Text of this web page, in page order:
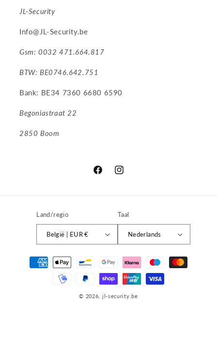
JL-Security
Info@JL-Security.be
Gsm: 0032 471.664.817
BTW: BE0746.642.751
Bank: BE34 7360 6680 6590
Begoniastraat 22
2850 Boom
FacebookInstagram
Land/regio
België | EUR €
Taal
Nederlands
Betaalmethoden
© 2026, jl-security.be